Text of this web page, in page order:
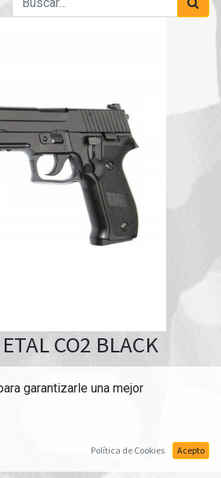
CO2 BLACK
garantizarle una mejor
Política de Cookies Acepto